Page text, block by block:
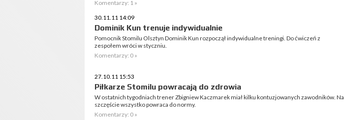
Komentarzy: 1 »
30.11.11 14:09
Dominik Kun trenuje indywidualnie
Pomocnik Stomilu Olsztyn Dominik Kun rozpoczął indywidualne treningi. Do ćwiczeń z
zespołem wróci w styczniu.
Komentarzy: 0 »
27.10.11 15:53
Piłkarze Stomilu powracają do zdrowia
W ostatnich tygodniach trener Zbigniew Kaczmarek miał kilku kontuzjowanych zawodników. Na
szczęście wszystko powraca do normy.
Komentarzy: 0 »